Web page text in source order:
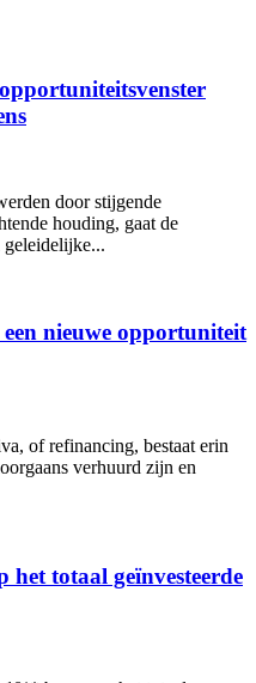
door stijgende
houding, gaat de
geleidelijke...
nieuwe opportuniteit
of refinancing, bestaat erin
verhuurd zijn en
totaal geïnvesteerde